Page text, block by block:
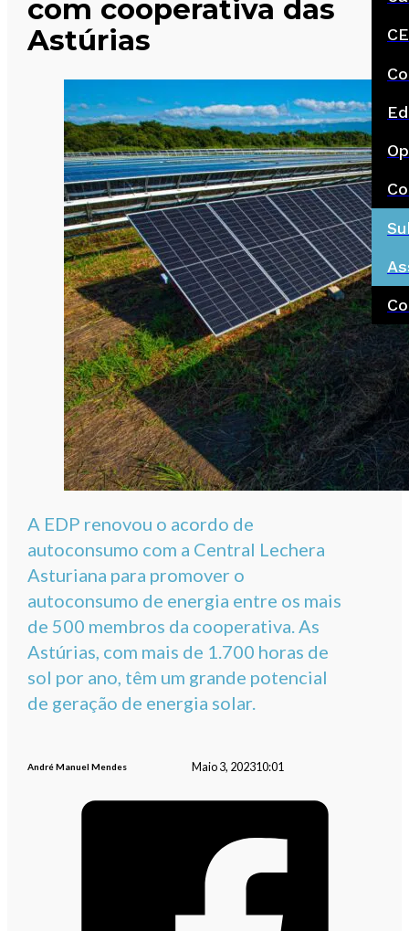
com cooperativa das
Astúrias
A EDP renovou o acordo de
autoconsumo com a Central Lechera
Asturiana para promover o
autoconsumo de energia entre os mais
de 500 membros da cooperativa. As
Astúrias, com mais de 1.700 horas de
sol por ano, têm um grande potencial
de geração de energia solar.
André Manuel Mendes Maio 3, 202310:01